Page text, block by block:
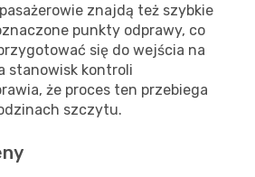
znajdą też szybkie
punkty odprawy, co
się do wejścia na
stanowisk kontroli
że proces ten przebiega
szczytu.